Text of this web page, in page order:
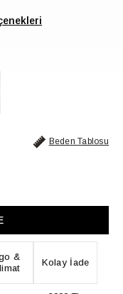
Beden Tablosu
&
Kolay İade